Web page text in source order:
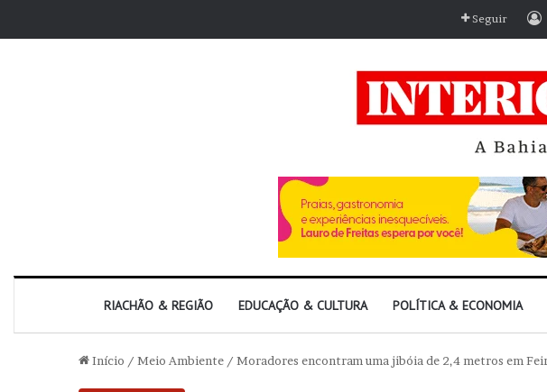
Seguir
RIACHÃO & REGIÃO EDUCAÇÃO & CULTURA POLÍTICA & ECONOMIA
Início / Meio Ambiente / Moradores encontram uma jibóia de 2,4 metros em